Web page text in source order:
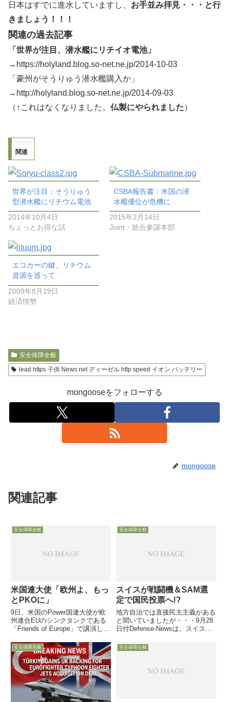
日本はすでに進水していますし、 お手並み拝見・・・と行
きましょう！！！
関連の過去記事
「世界が注目、潜水艦にリチイオ電池」
→ https://holyland.blog.so-net.ne.jp/2014-10-03
「豪州がそうりゅう潜水艦購入か」
→http://holyland.blog.so-net.ne.jp/2014-09-03
（↑これはなくなりました。 仏製にやられました）
関連
世界が注目：そうりゅう
型潜水艦にリチウム電池
2014年10月4日
ちょっとお得な話
CSBA報告書：米国の潜
水艦優位が危機に
2015年2月14日
Joint・統合参謀本部
エコカーの鍵、リチウム
資源を巡って
2009年8月19日
経済情勢
安全保障全般
lead https 子供 News net ディーゼル http speed イオン バッテリー
mongooseをフォローする
mongoose
関連記事
安全保障全般
米国連大使「欧州よ、もっ
とPKOに」
9日、米国のPower国連大使が欧
州連合EUのシンクタンクである
「Friends of Europe」で講演し、
し、欧州諸国はもっとPKO任務
に参加すべきだと語りました
安全保障全般
スイスが戦闘機＆SAM選
定で国民投票へ!?
地方自治では直接民主主義がある
と聞いていましたが・・・9月28
日付Defense-Newsは、スイス政
機と防空ミサイルシステムの選定
に関し、スイス独特の国民投票に
過去に国民投票で...
安全保障全般 安全保障全般